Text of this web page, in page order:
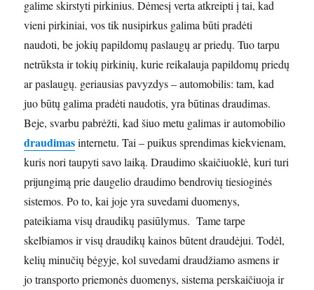
galime skirstyti pirkinius. Dėmesį verta atkreipti į tai, kad
vieni pirkiniai, vos tik nusipirkus galima būti pradėti
naudoti, be jokių papildomų paslaugų ar priedų. Tuo tarpu
netrūksta ir tokių pirkinių, kurie reikalauja papildomų priedų
ar paslaugų. geriausias pavyzdys – automobilis: tam, kad
juo būtų galima pradėti naudotis, yra būtinas draudimas.
Beje, svarbu pabrėžti, kad šiuo metu galimas ir automobilio
draudimasinternetu. Tai – puikus sprendimas kiekvienam,
kuris nori taupyti savo laiką. Draudimo skaičiuoklė, kuri turi
prijungimą prie daugelio draudimo bendrovių tiesioginės
sistemos. Po to, kai joje yra suvedami duomenys,
pateikiama visų draudikų pasiūlymus. Tame tarpe
skelbiamos ir visų draudikų kainos būtent draudėjui. Todėl,
kelių minučių bėgyje, kol suvedami draudžiamo asmens ir
jo transporto priemonės duomenys, sistema perskaičiuoja ir